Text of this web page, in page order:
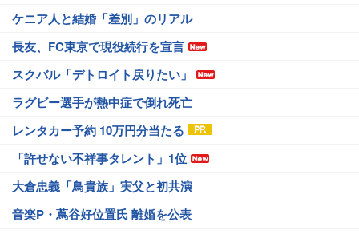
ケニア人と結婚「差別」のリアル
長友、FC東京で現役続行を宣言
スクバル「デトロイト戻りたい」
ラグビー選手が熱中症で倒れ死亡
レンタカー予約 10万円分当たる
「許せない不祥事タレント」1位
大倉忠義「鳥貴族」実父と初共演
音楽P・蔦谷好位置氏 離婚を公表